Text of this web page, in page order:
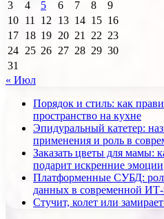
3
4 5 6 7 8
9
10 11 12 13 14 15 16
17 18 19 20 21 22 23
24 25 26 27 28 29 30
31
« Июл
Порядок и стиль: как
пространство на кухне
Эпидуральный катетер:
применения и роль в
Заказать цветы для мамы:
подарит искренние эмоции
Платформенные СУБД:
данных в современной ИТ-
Стучит, колет или